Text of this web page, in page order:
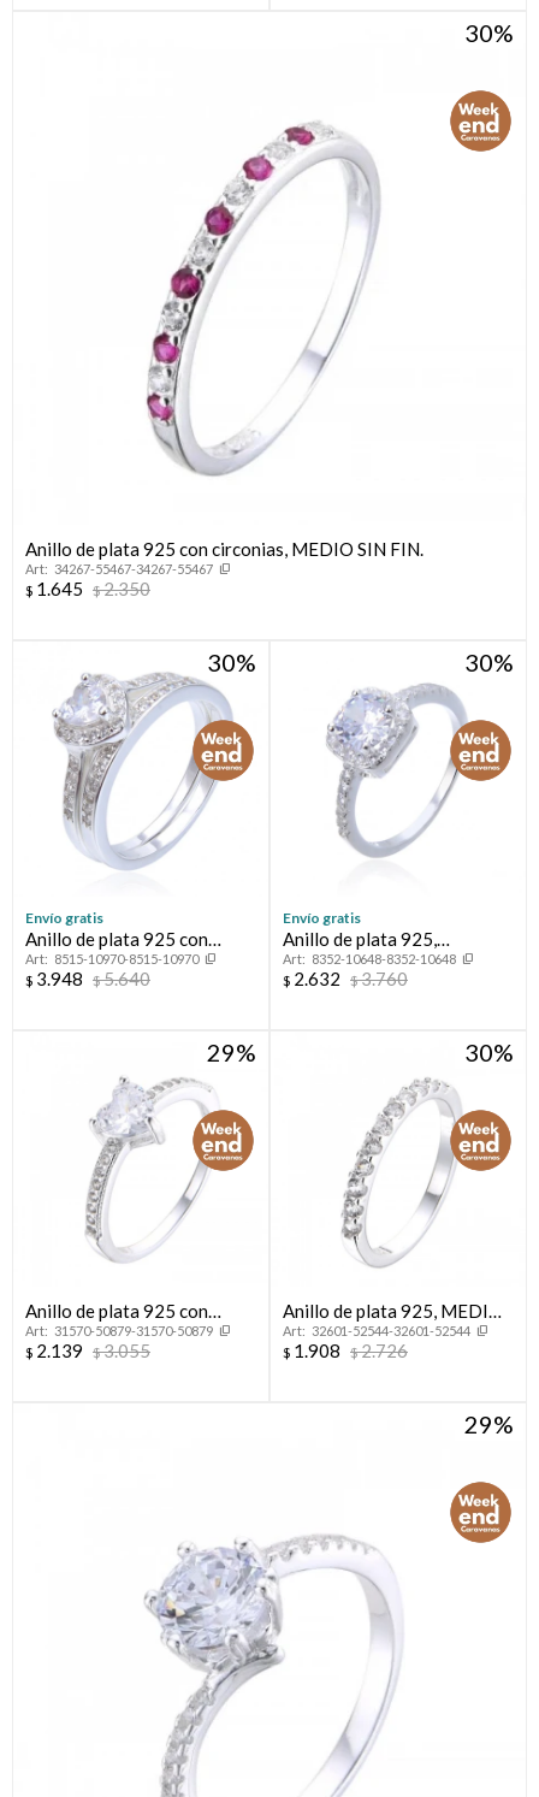
30
Anillo de plata 925 con circonias, MEDIO SIN FIN.
34267-55467-34267-55467
$ 1.645 $2.350
30
Envío gratis
Anillo de plata 925 con
circonias, PROMESA
8515-10970-8515-10970
$ 3.948 $5.640
30
Envío gratis
Anillo de plata 925,
CINTILLO.
8352-10648-8352-10648
$ 2.632 $3.760
29
Anillo de plata 925 con
circonias, CINTILLO.
31570-50879-31570-50879
$ 2.139 $3.055
30
Anillo de plata 925, MEDIO
SIN FIN.
32601-52544-32601-52544
$ 1.908 $2.726
29